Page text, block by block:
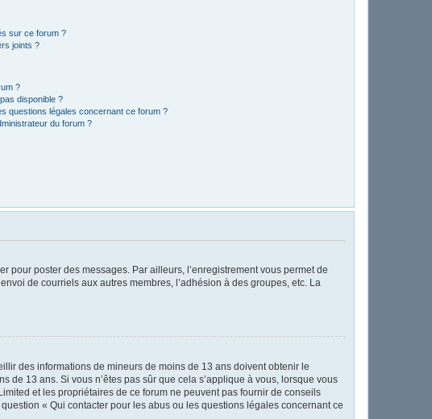
sur ce forum ?
joints ?
?
disponible ?
questions légales concernant ce forum ?
du forum ?
pour poster des messages. Par ailleurs, l’enregistrement vous permet de
de courriels aux autres membres, l’adhésion à des groupes, etc. La
des informations de mineurs de moins de 13 ans doivent obtenir le
de 13 ans. Si vous n’êtes pas sûr que cela s’applique à vous, lorsque vous
et les propriétaires de ce forum ne peuvent pas fournir de conseils
« Qui contacter pour les abus ou les questions légales concernant ce